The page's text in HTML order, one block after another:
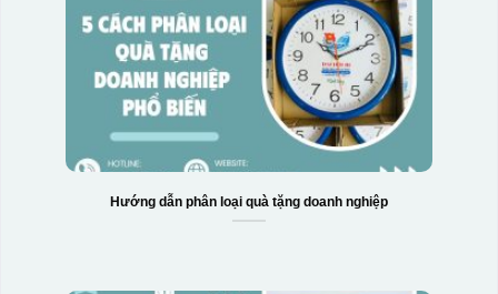
Hướng dẫn phân loại quà tặng doanh nghiệp